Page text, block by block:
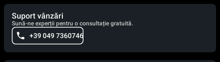
Suport vânzări
Sună-ne experții pentru o consultație gratuită.
+39 049 7360746